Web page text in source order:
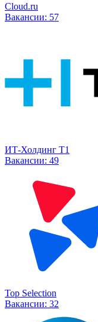
Cloud.ru
Вакансии: 57
ИТ-Холдинг Т1
Вакансии: 49
Top Selection
Вакансии: 32